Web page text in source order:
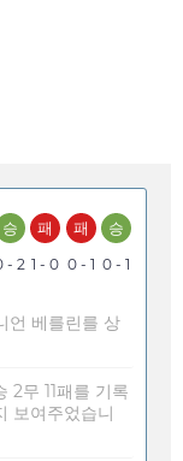
승
- 2
패
1 - 0
패
0 - 1
승
0 - 1
언 베를린를 상
2무 11패를 기록
보여주었습니